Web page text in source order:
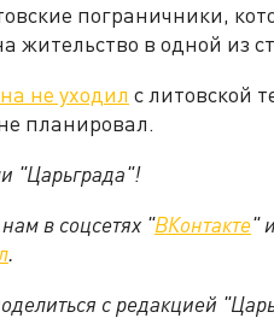
пограничники,
жительство в одной из
не уходил с литовской
планировал.
"Царьграда"!
в соцсетях "ВКонтакте"
.
с редакцией